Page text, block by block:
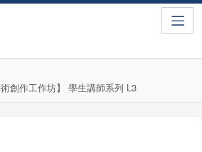
創作工作坊】 學生講師系列 L3